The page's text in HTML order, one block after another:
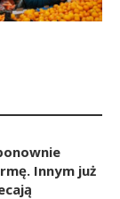
Innym już